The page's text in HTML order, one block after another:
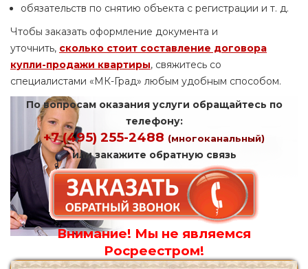
обязательств по снятию объекта с регистрации и т. д.
Чтобы заказать оформление документа и
уточнить, сколько стоит составление договора
купли-продажи квартиры, свяжитесь со
специалистами «МК-Град» любым удобным способом.
По вопросам оказания услуги обращайтесь по
телефону:
+7 (495) 255-2488 (многоканальный)
или закажите обратную связь
Внимание! Мы не являемся
Росреестром!